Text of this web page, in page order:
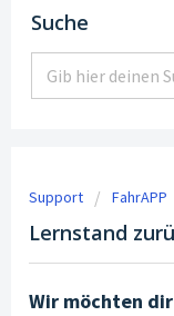
Suche
Support FahrAPP
Lernstand
Wir möchten